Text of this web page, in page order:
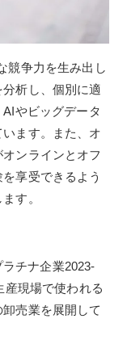
競争力を生み出し
析し、個別に適
やビッグデータ
ます。また、オ
ンラインとオフ
享受できるよう
す。
チナ企業2023-
産現場で使われる
売業を展開して